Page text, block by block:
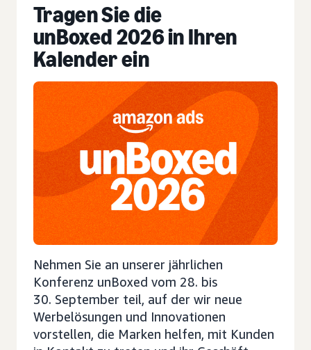
Tragen Sie die
unBoxed 2026 in Ihren
Kalender ein
Nehmen Sie an unserer jährlichen
Konferenz unBoxed vom 28. bis
30. September teil, auf der wir neue
Werbelösungen und Innovationen
vorstellen, die Marken helfen, mit Kunden